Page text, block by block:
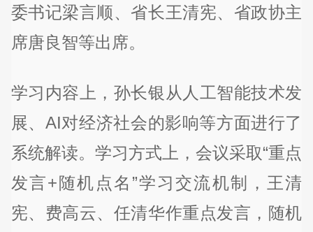
委书记梁言顺、省长王清宪、省政协主
席唐良智等出席。
学习内容上，孙长银从人工智能技术发
展、AI对经济社会的影响等方面进行了
系统解读。学习方式上，会议采取“重点
发言+随机点名”学习交流机制，王清
宪、费高云、任清华作重点发言，随机